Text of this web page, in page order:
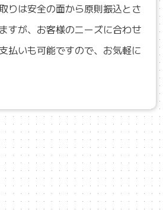
りは安全の面から原則振込とさ
すが、お客様のニーズに合わせ
払いも可能ですので、お気軽に